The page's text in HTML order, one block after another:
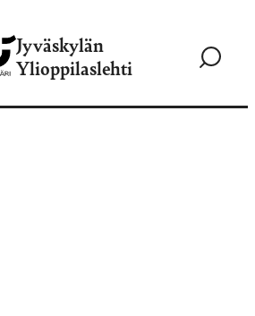
Jyväskylän
Ylioppilaslehti
Siirry